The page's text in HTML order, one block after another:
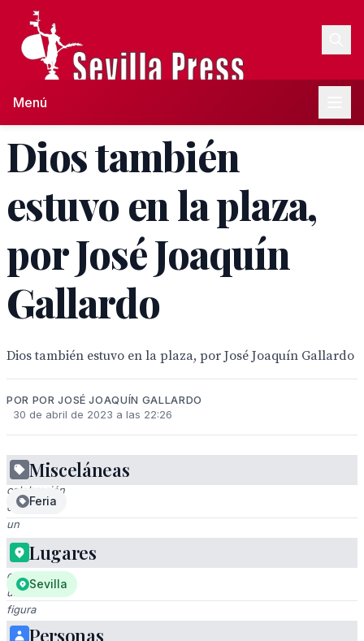
Menú
Dios también
estuvo en la plaza,
por José Joaquín
Gallardo
Dios también estuvo en la plaza, por José Joaquín Gallardo
POR POR JOSÉ JOAQUÍN GALLARDO
30 de abril de 2023 a las 22:26
Una
celebración
en
un
evento
público,
con
una
figura
en
Misceláneas
Feria
Lugares
Sevilla
Personas